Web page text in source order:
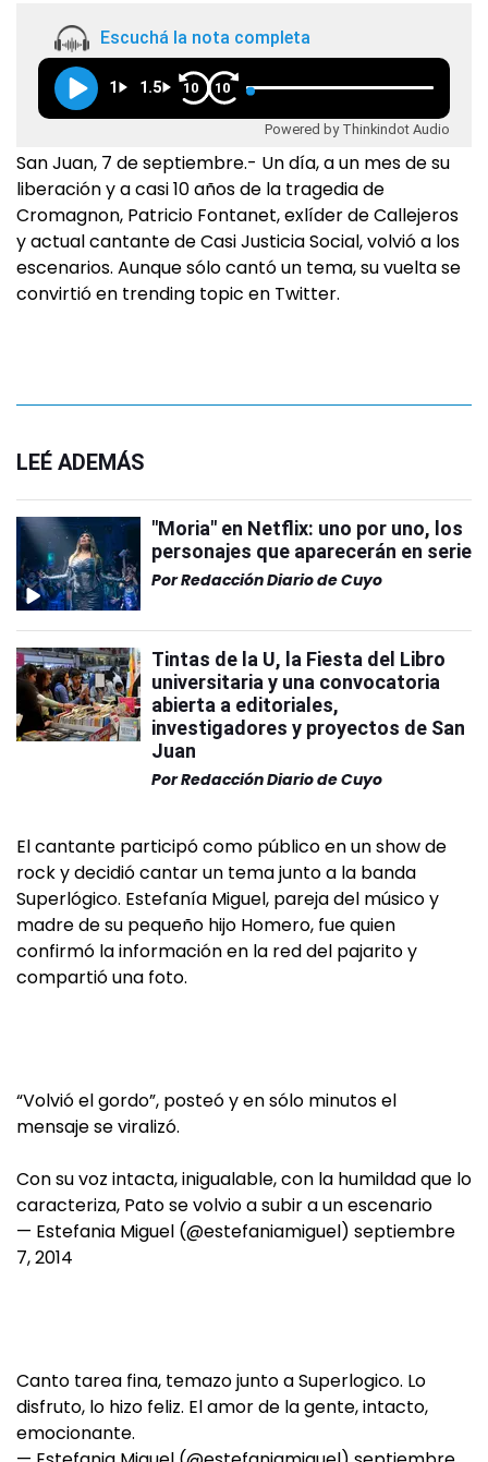
Escuchá la nota completa
1 1.5 10 10
Powered by Thinkindot Audio
San Juan, 7 de septiembre.- Un día, a un mes de su
liberación y a casi 10 años de la tragedia de
Cromagnon, Patricio Fontanet, exlíder de Callejeros
y actual cantante de Casi Justicia Social, volvió a los
escenarios. Aunque sólo cantó un tema, su vuelta se
convirtió en trending topic en Twitter.
LEÉ ADEMÁS
"Moria" en Netflix: uno por uno, los
personajes que aparecerán en serie
PorRedacción Diario de Cuyo
Tintas de la U, la Fiesta del Libro
universitaria y una convocatoria
abierta a editoriales,
investigadores y proyectos de San
Juan
PorRedacción Diario de Cuyo
El cantante participó como público en un show de
rock y decidió cantar un tema junto a la banda
Superlógico. Estefanía Miguel, pareja del músico y
madre de su pequeño hijo Homero, fue quien
confirmó la información en la red del pajarito y
compartió una foto.
“Volvió el gordo”, posteó y en sólo minutos el
mensaje se viralizó.
Con su voz intacta, inigualable, con la humildad que lo
caracteriza, Pato se volvio a subir a un escenario
— Estefania Miguel (@estefaniamiguel) septiembre
7, 2014
Canto tarea fina, temazo junto a Superlogico. Lo
disfruto, lo hizo feliz. El amor de la gente, intacto,
emocionante.